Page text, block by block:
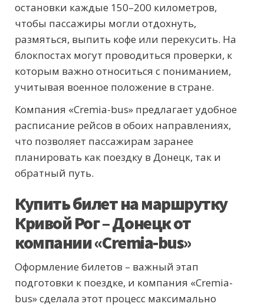
остановки каждые 150–200 километров,
чтобы пассажиры могли отдохнуть,
размяться, выпить кофе или перекусить. На
блокпостах могут проводиться проверки, к
которым важно относиться с пониманием,
учитывая военное положение в стране.
Компания «Cremia-bus» предлагает удобное
расписание рейсов в обоих направлениях,
что позволяет пассажирам заранее
планировать как поездку в Донецк, так и
обратный путь.
Купить билет на маршрутку
Кривой Рог – Донецк от
компании «Cremia-bus»
Оформление билетов – важный этап
подготовки к поездке, и компания «Cremia-
bus» сделала этот процесс максимально